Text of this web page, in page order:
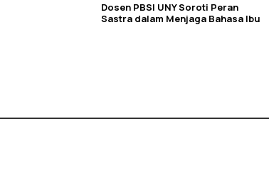
Dosen PBSI UNY Soroti Peran
Sastra dalam Menjaga Bahasa Ibu